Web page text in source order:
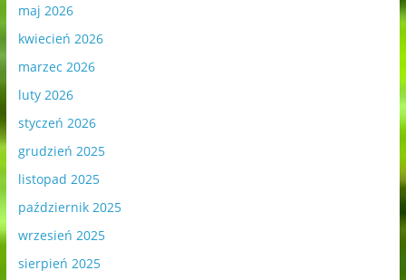
maj 2026
kwiecień 2026
marzec 2026
luty 2026
styczeń 2026
grudzień 2025
listopad 2025
październik 2025
wrzesień 2025
sierpień 2025